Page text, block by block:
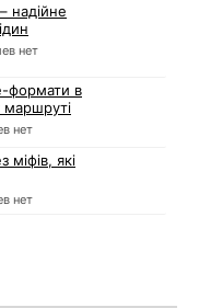
надійне
нет
формати в
нет
міфів, які
нет